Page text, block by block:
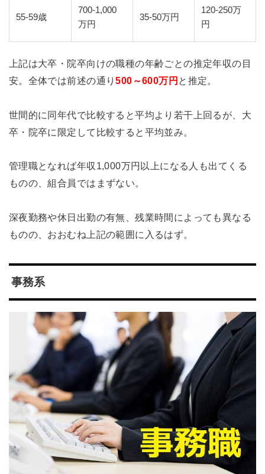
55-59歳
700-1,000
万円
35-50万円
120-250万
円
上記は大卒・院卒向けの職種の年齢ごとの推定年収の目
安。全体では前述の通り500～600万円 と推定。
世間的に同年代で比較すると平均より若干上回るが、大
卒・院卒に限定して比較すると平均並み。
管理職となれば年収1,000万円以上になる人も出てくる
ものの、組合員ではまずない。
深夜勤務や休日出勤の有無、残業時間によっても異なる
ものの、おおむね上記の範囲に入るはず。
事務系